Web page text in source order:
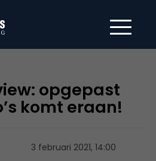
opgepast
komt eraan!
3 februari 2021, 14:00